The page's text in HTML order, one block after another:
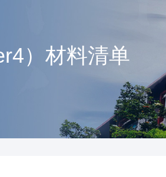
）材料清单